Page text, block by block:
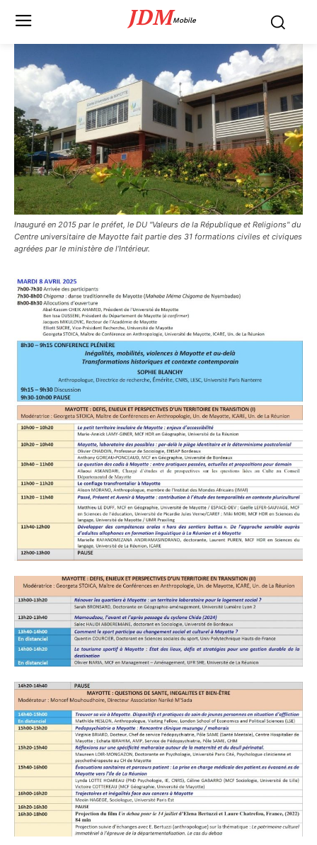
JDMMobile
Inauguré en 2015 par le préfet, le DU "Valeurs de la République et Religions" du
Centre universitaire de Mayotte fait partie des 31 formations civiles et civiques
agréées par le ministère de l’Intérieur.